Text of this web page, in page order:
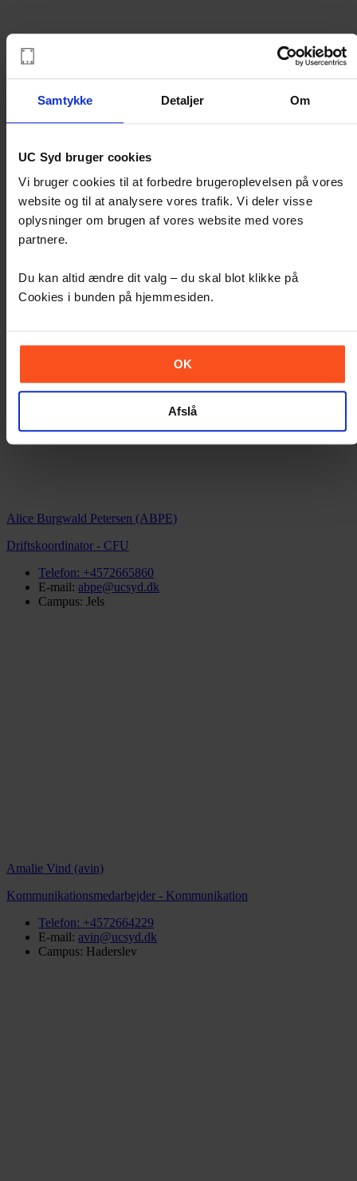
Samtykke Detaljer Om
UC Syd bruger cookies
Vi bruger cookies til at forbedre brugeroplevelsen på vores
website og til at analysere vores trafik. Vi deler visse
oplysninger om brugen af vores website med vores
partnere.
Du kan altid ændre dit valg – du skal blot klikke på
Cookies i bunden på hjemmesiden.
OK
Afslå
Alexander Joshua Grigoriou (ajgr)
Studentermedhjælper - Lyddesigneruddannelsen
Telefon: +4572664554
E-mail:
Alice Burgwald Petersen (ABPE)
Driftskoordinator - CFU
Telefon: +4572665860
E-mail: abpe@ucsyd.dk
Campus: Jels
Amalie Vind (avin)
Kommunikationsmedarbejder - Kommunikation
Telefon: +4572664229
E-mail: avin@ucsyd.dk
Campus: Haderslev